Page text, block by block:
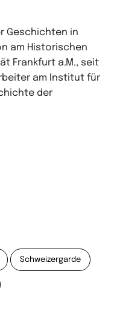
Geschichten in
am Historischen
Frankfurt a.M., seit
am Institut für
der
Schweizergarde